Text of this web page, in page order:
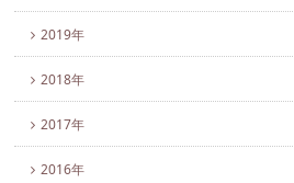
2019年
2018年
2017年
2016年